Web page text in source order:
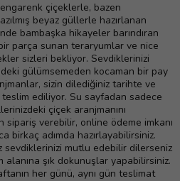
çiçeklerle, bazen
beyaz güllerle hazırlanan
bambaşka hikayeler barındıran
parça sunan teraryumlar ve nice
sizleri bekliyor. Sevdiklerinizi
gülümsemeden kocaman bir pay
sizin dilediğiniz tarihte ve
teslim ediliyor. Su sayfadan sadece
çiçek aranjmanını
sipariş verebilir, online ödeme imkanı
birkaç adımda hazırlayabilirsiniz.
sevdiklerinizi mutlu edebilir dilerseniz
alanına şık dokunuşlar yapabilirsiniz.
her günü, aynı gün teslimat